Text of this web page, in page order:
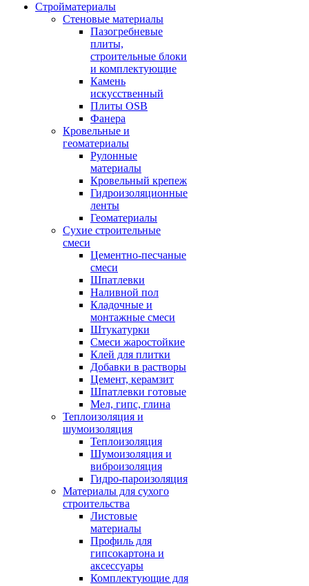
Стройматериалы
Стеновые материалы
Пазогребневые
плиты,
строительные блоки
и комплектующие
Камень
искусственный
Плиты OSB
Фанера
Кровельные и
геоматериалы
Рулонные
материалы
Кровельный крепеж
Гидроизоляционные
ленты
Геоматериалы
Сухие строительные
смеси
Цементно-песчаные
смеси
Шпатлевки
Наливной пол
Кладочные и
монтажные смеси
Штукатурки
Смеси жаростойкие
Клей для плитки
Добавки в растворы
Цемент, керамзит
Шпатлевки готовые
Мел, гипс, глина
Теплоизоляция и
шумоизоляция
Теплоизоляция
Шумоизоляция и
виброизоляция
Гидро-пароизоляция
Материалы для сухого
строительства
Листовые
материалы
Профиль для
гипсокартона и
аксессуары
Комплектующие для